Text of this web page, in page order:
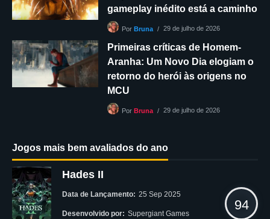
gameplay inédito está a caminho
PorBruna 29 de julho de 2026
Primeiras críticas de Homem-
Aranha: Um Novo Dia elogiam o
retorno do herói às origens no
MCU
PorBruna 29 de julho de 2026
Jogos mais bem avaliados do ano
Hades II
Data de Lançamento: 25 Sep 2025
Desenvolvido por: Supergiant Games
94